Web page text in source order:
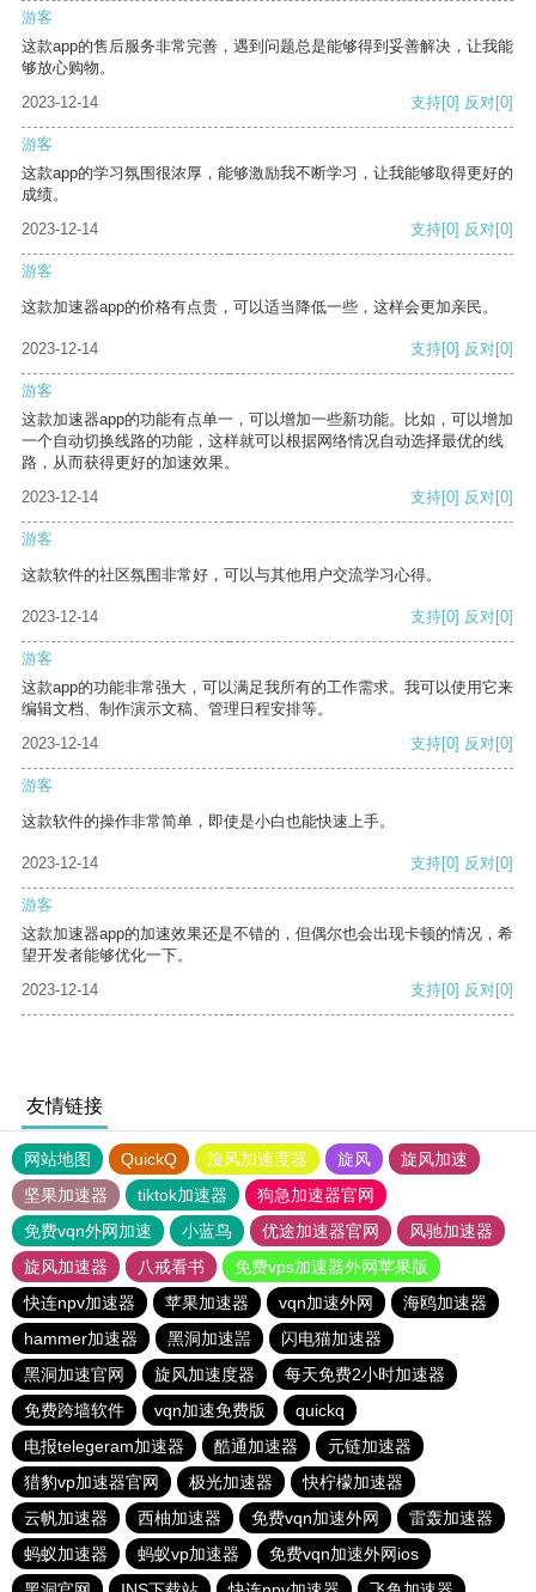
游客
这款app的售后服务非常完善，遇到问题总是能够得到妥善解决，让我能
够放心购物。
2023-12-14
支持[0] 反对[0]
游客
这款app的学习氛围很浓厚，能够激励我不断学习，让我能够取得更好的
成绩。
2023-12-14
支持[0] 反对[0]
游客
这款加速器app的价格有点贵，可以适当降低一些，这样会更加亲民。
2023-12-14 支持[0] 反对[0]
游客
这款加速器app的功能有点单一，可以增加一些新功能。比如，可以增加
一个自动切换线路的功能，这样就可以根据网络情况自动选择最优的线
路，从而获得更好的加速效果。
2023-12-14
支持[0] 反对[0]
游客
这款软件的社区氛围非常好，可以与其他用户交流学习心得。
2023-12-14 支持[0] 反对[0]
游客
这款app的功能非常强大，可以满足我所有的工作需求。我可以使用它来
编辑文档、制作演示文稿、管理日程安排等。
2023-12-14
支持[0] 反对[0]
游客
这款软件的操作非常简单，即使是小白也能快速上手。
2023-12-14 支持[0] 反对[0]
游客
这款加速器app的加速效果还是不错的，但偶尔也会出现卡顿的情况，希
望开发者能够优化一下。
2023-12-14
支持[0] 反对[0]
友情链接
网站地图 QuickQ 旋风加速度器 旋风
旋风加速
坚果加速器
tiktok加速器
狗急加速器官网
免费vqn外网加速
小蓝鸟 优途加速器官网
风驰加速器
旋风加速器
八戒看书
免费vps加速器外网苹果版
快连npv加速器
苹果加速器 vqn加速外网
海鸥加速器
hammer加速器
黑洞加速噐
闪电猫加速器
黑洞加速官网
旋风加速度器
每天免费2小时加速器
免费跨墙软件
vqn加速免费版
quickq
电报telegeram加速器
酷通加速器
元链加速器
猎豹vp加速器官网
极光加速器
快柠檬加速器
云帆加速器
西柚加速器 免费vqn加速外网
雷轰加速器
蚂蚁加速器
蚂蚁vp加速器
免费vqn加速外网ios